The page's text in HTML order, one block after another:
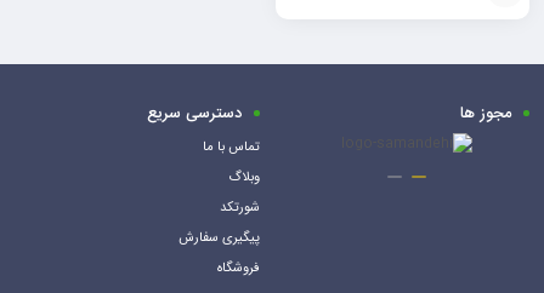
افزودن
به
مجوز ها دسترسی سریع
تماس با ما
وبلاگ
شورتکد
پیگیری سفارش
فروشگاه